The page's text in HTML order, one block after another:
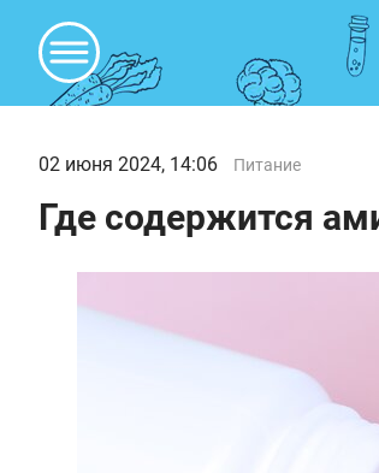
02 июня 2024, 14:06 Питание
Где содержится